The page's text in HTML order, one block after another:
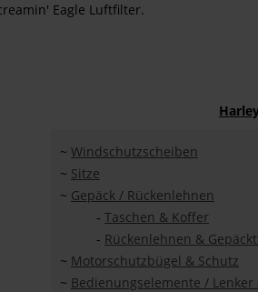
Eagle Luftfilter.
~ Windschutzscheiben
~ Sitze
~ Gepäck / Rückenlehnen
- Taschen & Koffer
- Rückenlehnen &
~ Motorschutzbügel & Schutz
~ Bedienungselemente / Lenker